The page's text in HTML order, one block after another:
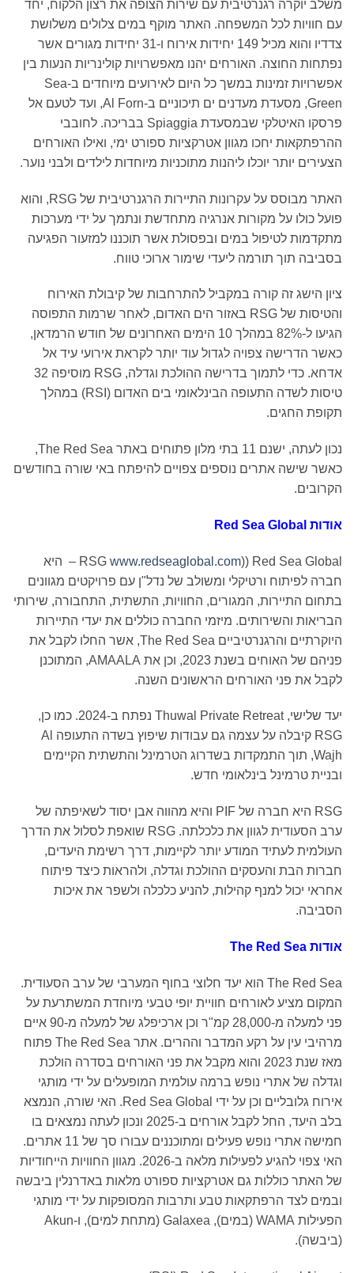
יוקרה רגנרטיבית עם שירות הצופה את רצון הלקוח, יחד
חוויות לכל המשפחה. האתר מוקף במים צלולים משלושת
צדדיו והוא מכיל 149 יחידות אירוח ו-31 יחידות מגורים אשר
החוצה. האורחים יהנו מאפשרויות קולינריות הנעות בין
אפשרויות זמינות במשך כל היום לאירועים מיוחדים ב-Sea
Green, ‏מסעדת מעדנים ים תיכוניים ב-Al Forn, ועד לטעם אל
פרסקו האיטלקי שבמסעדת Spiaggia בבריכה. לחובבי
יחכו מגוון אטרקציות ספורט ימי, ואילו האורחים
יותר יוכלו ליהנות מתוכניות מיוחדות לילדים ולבני נוער.
האתר מבוסס על עקרונות התיירות הרגנרטיבית של RSG, והוא
כולו על מקורות אנרגיה מתחדשת ונתמך על ידי מערכות
לטיפול במים ובפסולת אשר תוכננו למזעור הפגיעה
תוך תורמה ליעדי שימור ארוכי טווח.
הישג זה קורה במקביל להתרחבות של קיבולת האירוח
והטיסות של RSG באזור הים האדום, לאחר שרמות התפוסה
הגיעו ל-82% במהלך 10 הימים האחרונים של חודש הרמדאן,
הדרישה צפויה לגדול עוד יותר לקראת אירועי עיד אל
אדחא. כדי לתמוך בדרישה ההולכת וגדלה, RSG מוסיפה 32
טיסות לשדה התעופה הבינלאומי בים האדום (RSI) במהלך
החגים.
נכון לעתה, ישנם 11 בתי מלון פתוחים באתר The Red Sea,
שישה אתרים נוספים צפויים להיפתח באי שורה בחודשים
Red Sea Global
Red Sea Global
www.redseaglobal.com
– היא
לפיתוח ורטיקלי ומשולב של נדל"ן עם פרויקטים מגוונים
התיירות, המגורים, החוויות, התשתית, התחבורה, שירותי
והשירותים. מיזמי החברה כוללים את יעדי התיירות
היוקרתיים והרגנרטיביים The Red Sea, אשר החלו לקבל את
פניהם של האוחים בשנת 2023, וכן את AMAALA, המתוכנן
את פני האורחים הראשונים השנה.
יעד שלישי, Thuwal Private Retreat נפתח ב-2024. כמו כן,
RSG קיבלה על עצמה גם עבודות שיפוץ בשדה התעופה Al
Wajh, תוך התמקדות בשדרוג הטרמינל והתשתית הקיימים
טרמינל בינלאומי חדש.
RSG היא חברה של PIF והיא מהווה אבן יסוד לשאיפתה של
ערב הסעודית לגוון את כלכלתה. RSG שואפת לסלול את הדרך
לעתיד המודע יותר לקיימות, דרך רשימת היעדים,
הבת והעסקים ההולכת וגדלה, ולהראות כיצד פיתוח
יכול למנף קהילות, להניע כלכלה ולשפר את איכות
The Red Sea
The Red Sea הוא יעד חלוצי בחוף המערבי של ערב הסעודית.
מציע לאורחים חוויית יופי טבעי מיוחדת המשתרעת על
פני למעלה מ-28,000 קמ"ר וכן ארכיפלג של למעלה מ-90 איים
מרהיבי עין על רקע המדבר וההרים. אתר The Red Sea פתוח
מאז שנת 2023 והוא מקבל את פני האורחים בסדרה הולכת
של אתרי נופש ברמה עולמית המופעלים על ידי מותגי
אירוח גלובליים וכן על ידי Red Sea Global. האי שורה, הנמצא
בלב היעד, החל לקבל אורחים ב-2025 ונכון לעתה נמצאים בו
חמישה אתרי נופש פעילים ומתוכננים עבורו סך של 11 אתרים.
האי צפוי להגיע לפעילות מלאה ב-2026. מגוון החוויות הייחודיות
האתר כוללות גם אטרקציות ספורט מלאות באדרנלין ביבשה
לצד הרפתקאות טבע ותרבות המסופקות על ידי מותגי
הפעילות WAMA (במים), Galaxea (מתחת למים), ו-Akun